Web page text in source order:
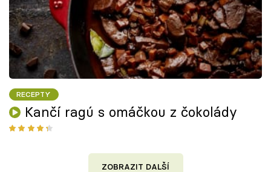
RECEPTY
Kančí ragú s omáčkou z čokolády
ZOBRAZIT DALŠÍ